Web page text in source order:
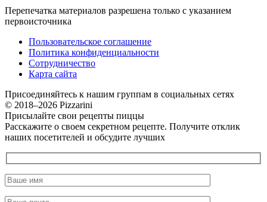
Перепечатка материалов разрешена только с указанием
первоисточника
Пользовательское соглашение
Политика конфиденциальности
Сотрудничество
Карта сайта
Присоединяйтесь к нашим группам в социальных сетях
© 2018–2026 Pizzarini
Присылайте свои рецепты пиццы
Расскажите о своем секретном рецепте. Получите отклик
наших посетителей и обсудите лучших